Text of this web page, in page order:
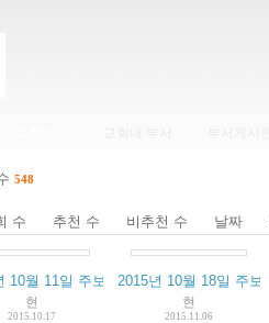
548
수 추천 수 비추천 수 날짜
10월 11일 주보
현
2015.10.17
2015년 10월 18일 주보
현
2015.11.06